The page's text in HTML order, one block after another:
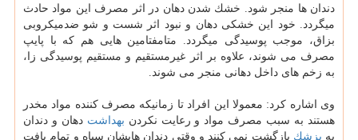
دندان ها منجر شود. خشك شدن دهان در اثر مصرف این مواد حادث
میگردد. خود این خشكی دهان و نبود اثر شست و شو ضدمیكروبی
بزاق، موجب پوسیدگی میگردد. متامفتامین هایی هم كه با پایپ
مصرف می شوند، علاوه بر اثر غیرمستقیم و مستقیم پوسیدگی زا،
به زخم های داخل دهانی منجر می شوند.
وی اشاره كرد: معمولا این افراد تا زمانیكه مصرف كننده مواد مخدر
هستند به سبب مصرف مواد و رعایت نكردن بهداشت دهان و دندان
به پزشك بازگشت نمی كنند و وقتی دندان هایشان سیاه و تمام بافت